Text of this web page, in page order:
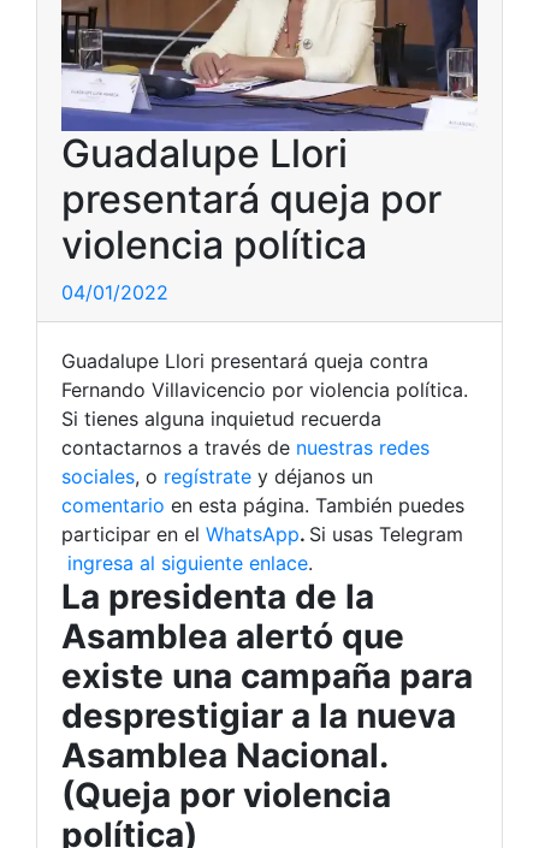
Guadalupe Llori
presentará queja por
violencia política
04/01/2022
Guadalupe Llori presentará queja contra
Fernando Villavicencio por violencia política.
Si tienes alguna inquietud recuerda
contactarnos a través de nuestras redes
sociales, o regístrate y déjanos un
comentario en esta página. También puedes
participar en el WhatsApp. Si usas Telegram
ingresa al siguiente enlace.
La presidenta de la
Asamblea alertó que
existe una campaña para
desprestigiar a la nueva
Asamblea Nacional.
(Queja por violencia
política)